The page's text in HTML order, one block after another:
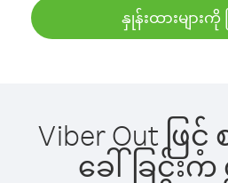
နှုန်းထားများကို
Viber Out ဖြ
ခေါ်ခြင်